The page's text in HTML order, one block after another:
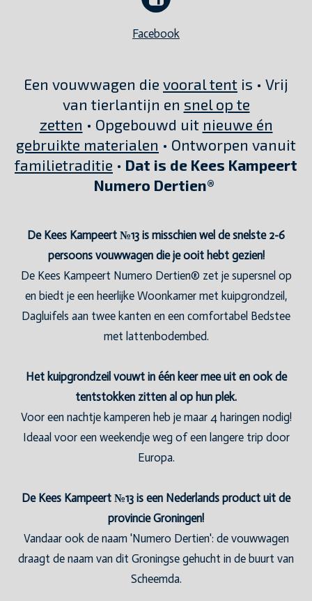
Facebook
Een vouwwagen die vooral tent is • Vrij
van tierlantijn en snel op te
zetten • Opgebouwd uit nieuwe én
gebruikte materialen • Ontworpen vanuit
familietraditie • Dat is de Kees Kampeert
Numero Dertien®
De Kees Kampeert №13 is misschien wel de snelste 2-6
persoons vouwwagen die je ooit hebt gezien!
De Kees Kampeert Numero Dertien® zet je supersnel op
en biedt je een heerlijke Woonkamer met kuipgrondzeil,
Dagluifels aan twee kanten en een comfortabel Bedstee
met lattenbodembed.
Het kuipgrondzeil vouwt in één keer mee uit en ook de
tentstokken zitten al op hun plek.
Voor een nachtje kamperen heb je maar 4 haringen nodig!
Ideaal voor een weekendje weg of een langere trip door
Europa.
De Kees Kampeert №13 is een Nederlands product uit de
provincie Groningen!
Vandaar ook de naam 'Numero Dertien': de vouwwagen
draagt de naam van dit Groningse gehucht in de buurt van
Scheemda.